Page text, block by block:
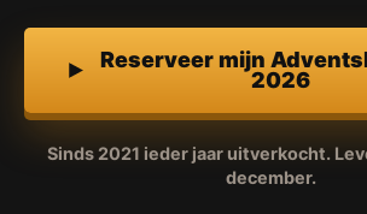
Reserveer mijn
2026
Sinds 2021 ieder jaar uitverkocht.
december.